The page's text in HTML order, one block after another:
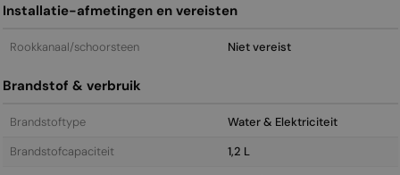
Installatie-afmetingen en vereisten
Rookkanaal/schoorsteen Niet vereist
Brandstof & verbruik
Brandstoftype
Water & Elektriciteit
Brandstofcapaciteit
1,2 L